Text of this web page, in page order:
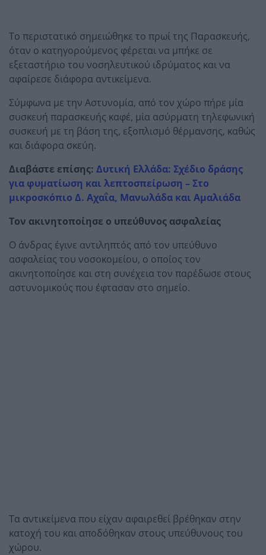
Το περιστατικό σημειώθηκε το πρωί της Παρασκευής,
όταν ο κατηγορούμενος φέρεται να μπήκε σε
εξεταστήριο του νοσηλευτικού ιδρύματος και να
αφαίρεσε διάφορα αντικείμενα.
Σύμφωνα με την Αστυνομία, από τον χώρο πήρε μία
συσκευή παρασκευής καφέ, μία ασύρματη τηλεφωνική
συσκευή με τη βάση της, εξοπλισμό θέρμανσης, καθώς
και διάφορα σκεύη.
Διαβάστε επίσης: Δυτική Ελλάδα: Σχέδιο δράσης
για φυματίωση και λεπτοσπείρωση – Στο
μικροσκόπιο Δ. Αχαΐα, Μανωλάδα και Αμαλιάδα
Τον ακινητοποίησε ο υπεύθυνος ασφαλείας
Ο άνδρας έγινε αντιληπτός από τον υπεύθυνο
ασφαλείας του νοσοκομείου, ο οποίος τον
ακινητοποίησε και στη συνέχεια τον παρέδωσε στους
αστυνομικούς που έφτασαν στο σημείο.
Τα αντικείμενα που είχαν αφαιρεθεί βρέθηκαν στην
κατοχή του και αποδόθηκαν στους υπεύθυνους του
χώρου.